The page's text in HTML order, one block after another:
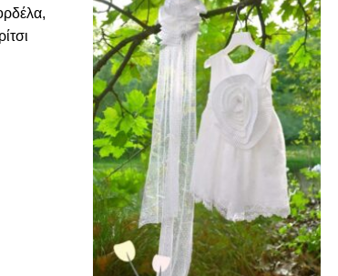
Πρόσθήκη
στην λίστα
επιθυμιών
Πρόσθήκη
στην λίστα
επιθυμιών